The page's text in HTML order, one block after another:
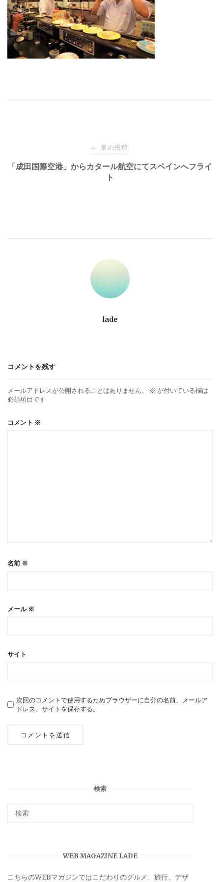
稿
← 前の投稿
「成田国際空港」からカタール航空にてスペインへフライ
ト
lade
コメントを残す
メールアドレスが公開されることはありません。 ※ が付いている欄は
必須項目です
コメント ※
名前 ※
メール ※
サイト
次回のコメントで使用するためブラウザーに自分の名前、メールア
ドレス、サイトを保存する。
検索
WEB MAGAZINE LADE
こちらのWEBマガジンではこだわりのグルメ、旅行、デザ